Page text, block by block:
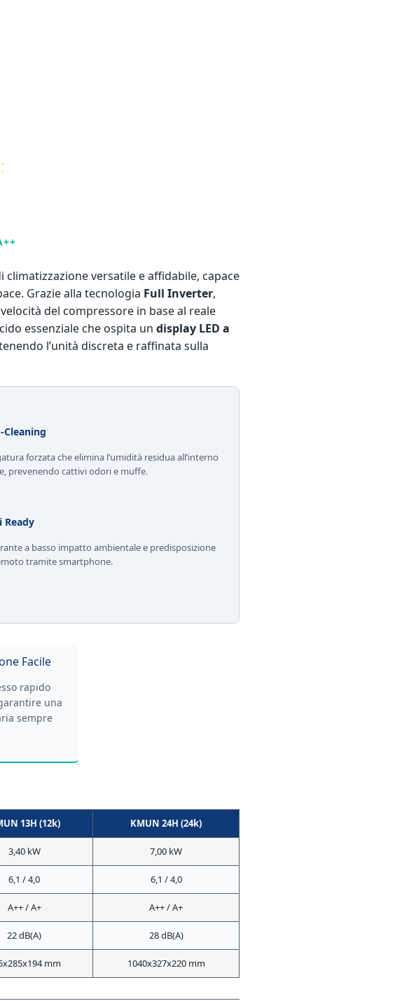
versatile e affidabile, capace
Grazie alla tecnologia Full Inverter,
del compressore in base al reale
essenziale che ospita un display LED a
l’unità discreta e raffinata sulla
Cleaning
forzata che elimina l’umidità residua all’interno
prevenendo cattivi odori e muffe.
Ready
a basso impatto ambientale e predisposizione
tramite smartphone.
Facile
rapido
una
sempre
13H (12k) KMUN 24H (24k)
3,40 kW 7,00 kW
6,1 / 4,0 6,1 / 4,0
A++ / A+ A++ / A+
22 dB(A) 28 dB(A)
mm 1040x327x220 mm